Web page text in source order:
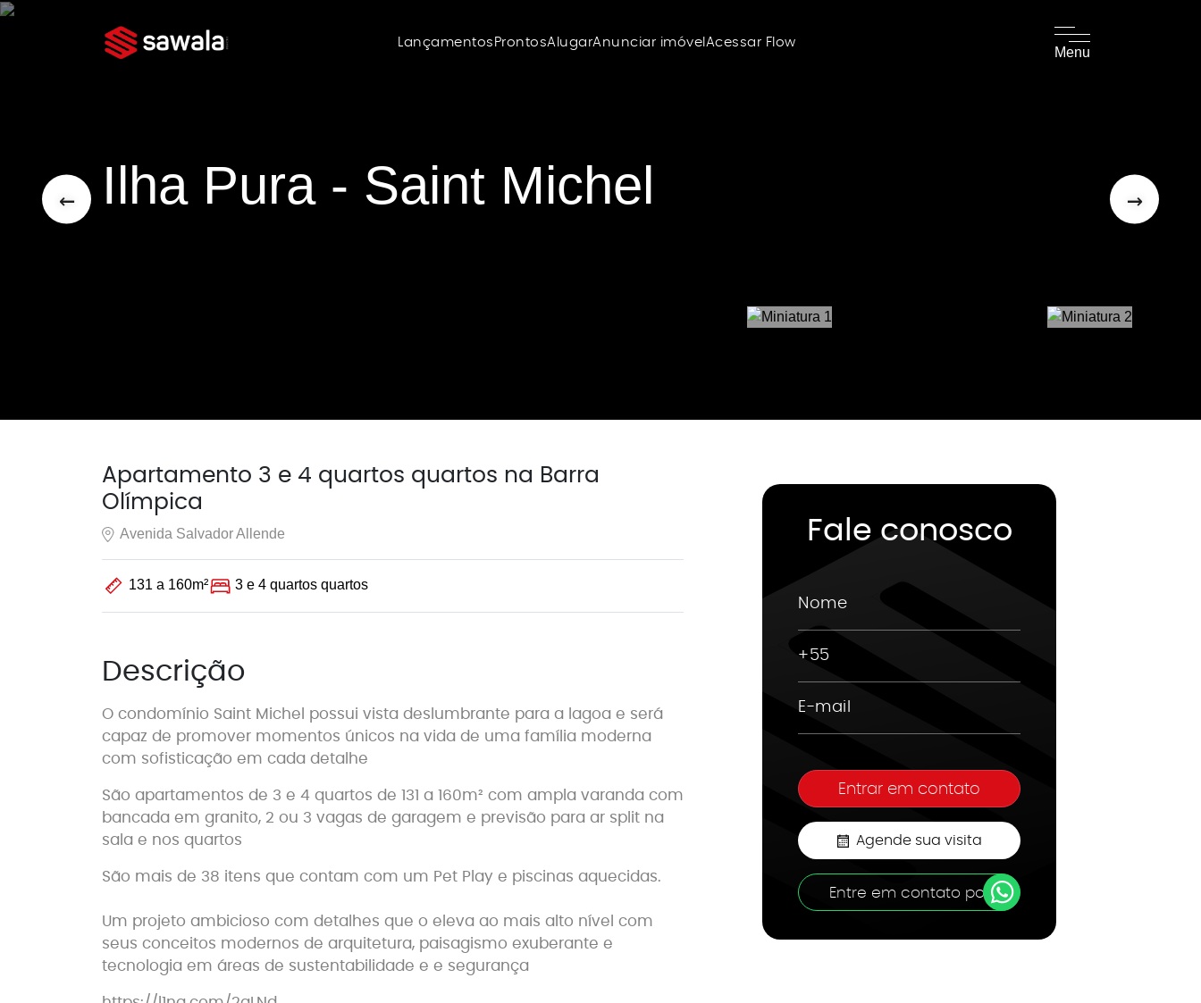
Lançamentos ProntosAlugarAnunciar imóvel Acessar Flow
Menu
← →
Ilha Pura - Saint Michel
Apartamento 3 e 4 quartos quartos na Barra
Olímpica
Avenida Salvador Allende
131 a 160m² 3 e 4 quartos quartos
Descrição
O condomínio Saint Michel possui vista deslumbrante para a lagoa e será
capaz de promover momentos únicos na vida de uma família moderna
com sofisticação em cada detalhe
São apartamentos de 3 e 4 quartos de 131 a 160m² com ampla varanda com
bancada em granito, 2 ou 3 vagas de garagem e previsão para ar split na
sala e nos quartos
São mais de 38 itens que contam com um Pet Play e piscinas aquecidas.
Um projeto ambicioso com detalhes que o eleva ao mais alto nível com
seus conceitos modernos de arquitetura, paisagismo exuberante e
tecnologia em áreas de sustentabilidade e e segurança
Fale conosco
Agende sua visita
Entre em contato por